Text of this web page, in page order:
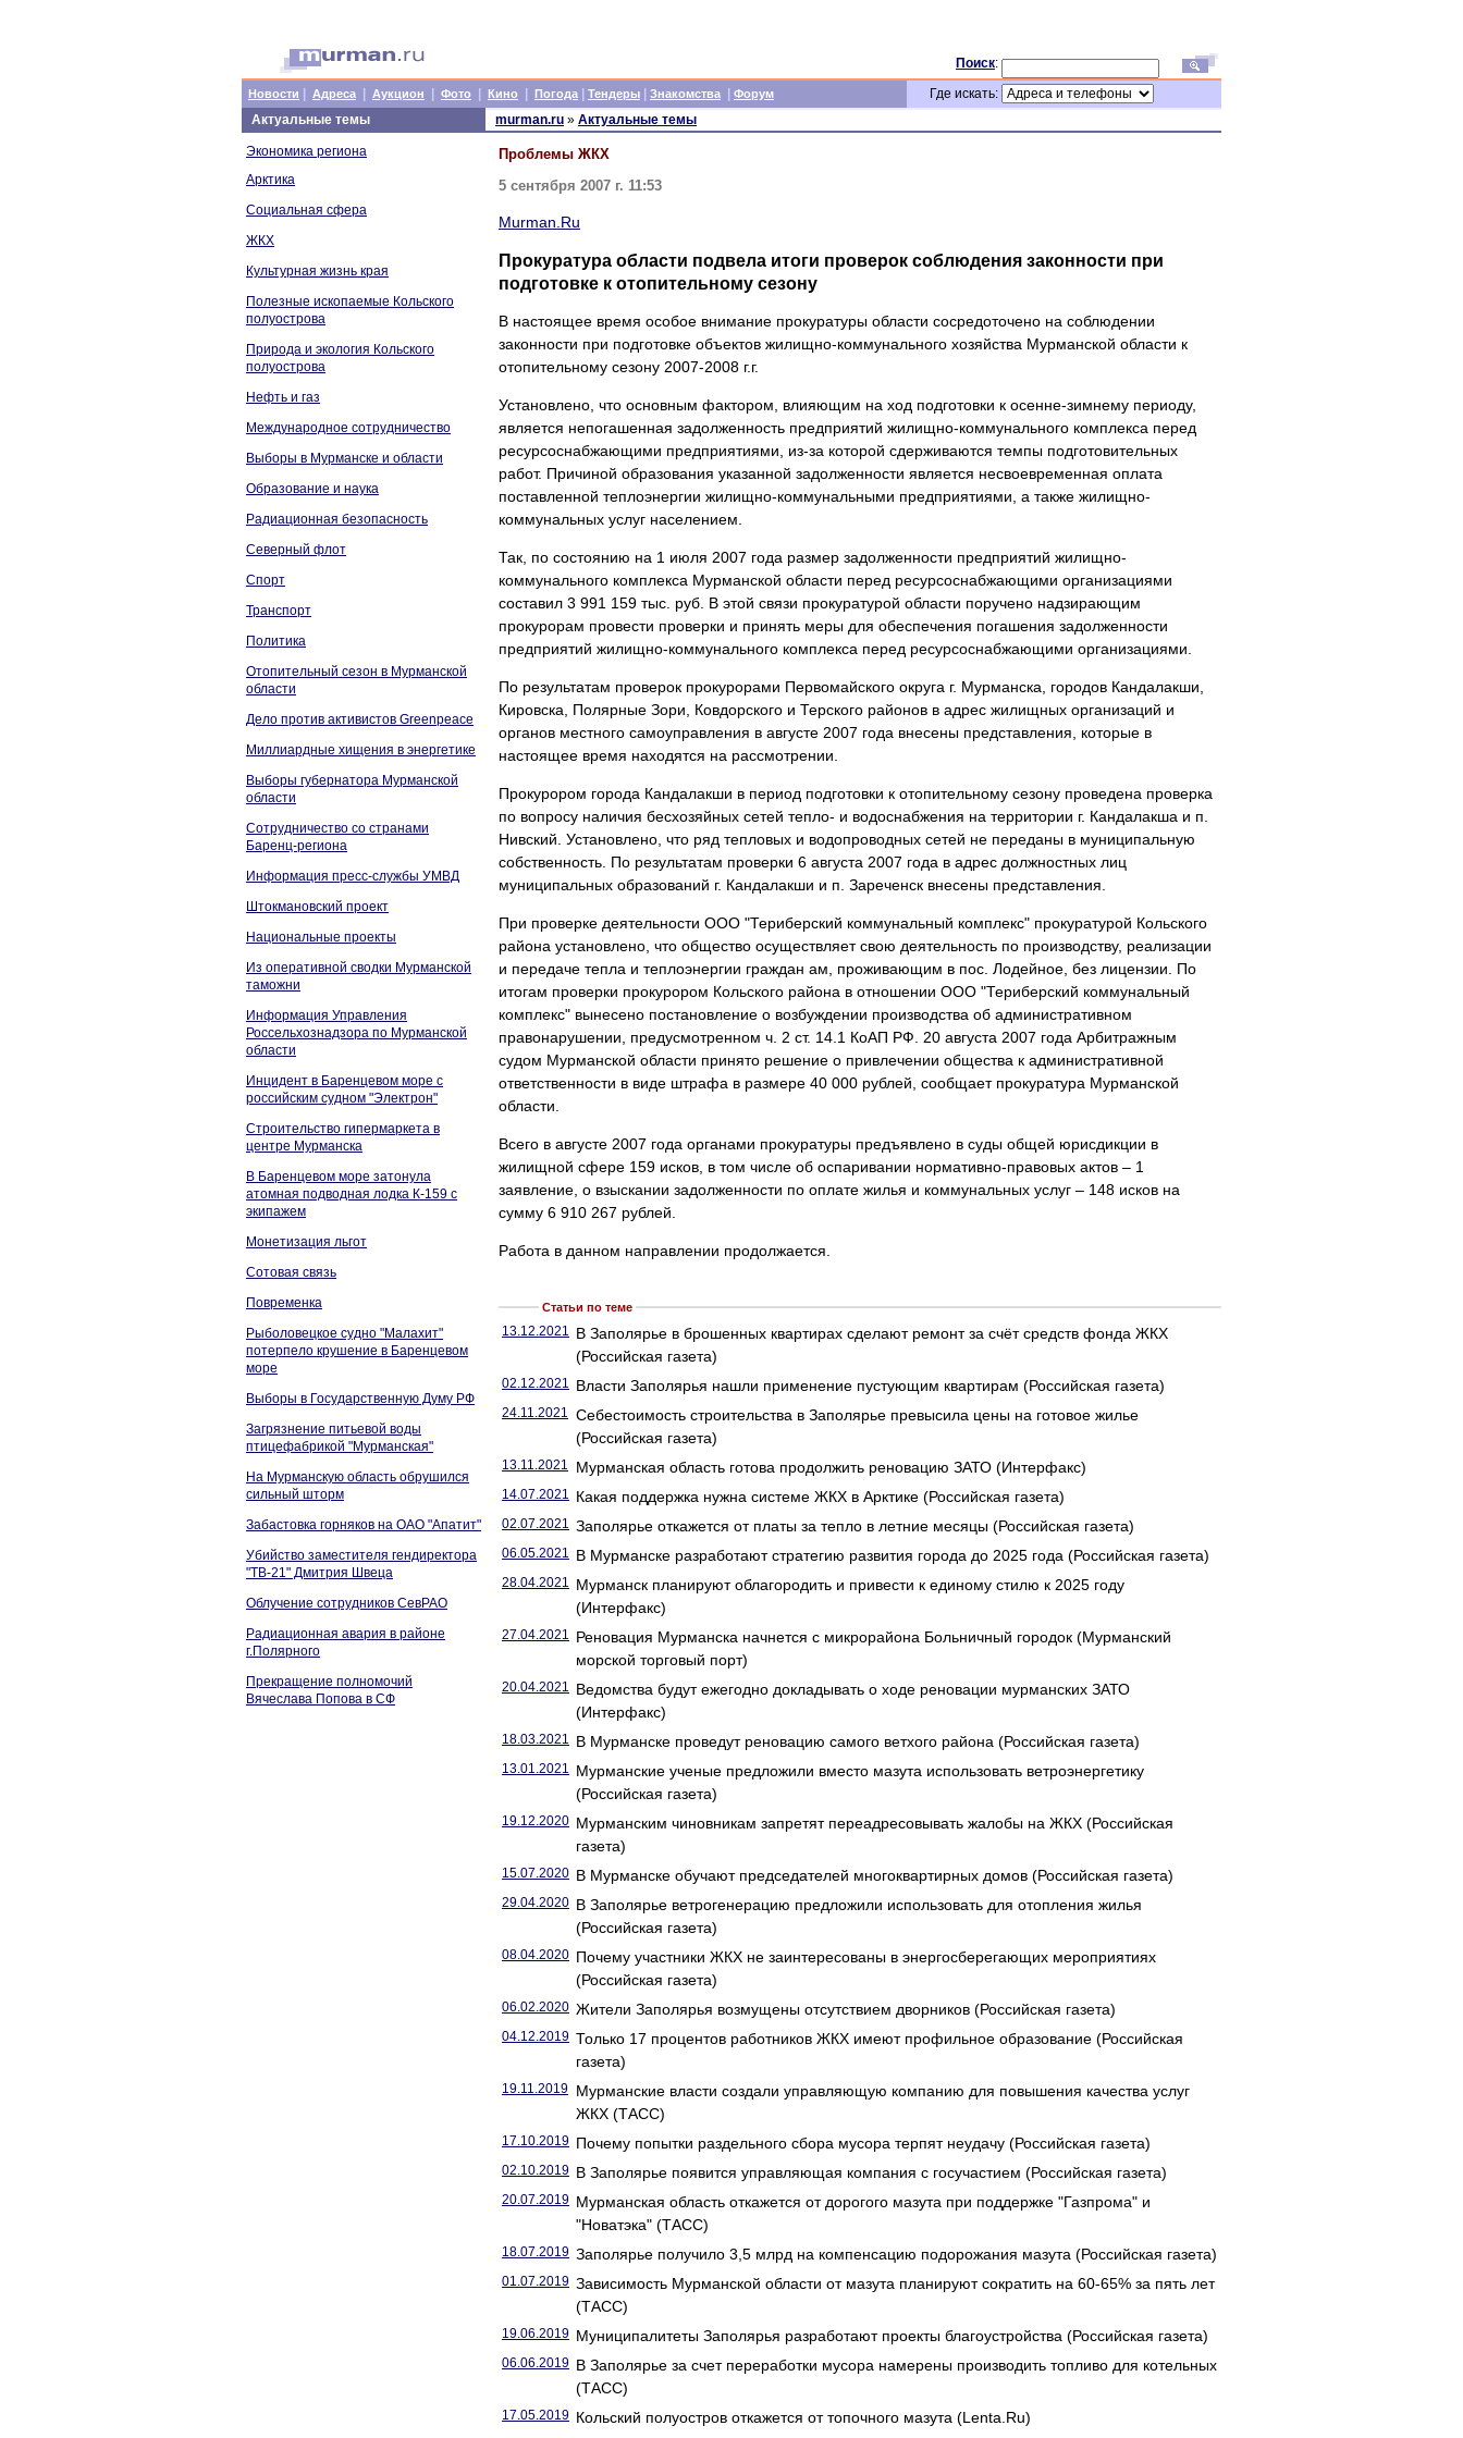
Поиск:
Новости Адреса Аукцион Фото Кино Погода Тендеры Знакомства Форум
Где искать:
Актуальные темы
Экономика региона
Арктика
Социальная сфера
ЖКХ
Культурная жизнь края
Полезные ископаемые Кольского
полуострова
Природа и экология Кольского
полуострова
Нефть и газ
Международное сотрудничество
Выборы в Мурманске и области
Образование и наука
Радиационная безопасность
Северный флот
Спорт
Транспорт
Политика
Отопительный сезон в Мурманской
области
Дело против активистов Greenpeace
Миллиардные хищения в энергетике
Выборы губернатора Мурманской
области
Сотрудничество со странами
Баренц-региона
Информация пресс-службы УМВД
Штокмановский проект
Национальные проекты
Из оперативной сводки Мурманской
таможни
Информация Управления
Россельхознадзора по Мурманской
области
Инцидент в Баренцевом море с
российским судном "Электрон"
Строительство гипермаркета в
центре Мурманска
В Баренцевом море затонула
атомная подводная лодка К-159 с
экипажем
Монетизация льгот
Сотовая связь
Повременка
Рыболовецкое судно "Малахит"
потерпело крушение в Баренцевом
море
Выборы в Государственную Думу РФ
Загрязнение питьевой воды
птицефабрикой "Мурманская"
На Мурманскую область обрушился
сильный шторм
Забастовка горняков на ОАО "Апатит"
Убийство заместителя гендиректора
"ТВ-21" Дмитрия Швеца
Облучение сотрудников СевРАО
Радиационная авария в районе
г.Полярного
Прекращение полномочий
Вячеслава Попова в СФ
murman.ru » Актуальные темы
Проблемы ЖКХ
5 сентября 2007 г. 11:53
Murman.Ru
Прокуратура области подвела итоги проверок соблюдения законности при
подготовке к отопительному сезону
В настоящее время особое внимание прокуратуры области сосредоточено на соблюдении
законности при подготовке объектов жилищно-коммунального хозяйства Мурманской области к
отопительному сезону 2007-2008 г.г.
Установлено, что основным фактором, влияющим на ход подготовки к осенне-зимнему периоду,
является непогашенная задолженность предприятий жилищно-коммунального комплекса перед
ресурсоснабжающими предприятиями, из-за которой сдерживаются темпы подготовительных
работ. Причиной образования указанной задолженности является несвоевременная оплата
поставленной теплоэнергии жилищно-коммунальными предприятиями, а также жилищно-
коммунальных услуг населением.
Так, по состоянию на 1 июля 2007 года размер задолженности предприятий жилищно-
коммунального комплекса Мурманской области перед ресурсоснабжающими организациями
составил 3 991 159 тыс. руб. В этой связи прокуратурой области поручено надзирающим
прокурорам провести проверки и принять меры для обеспечения погашения задолженности
предприятий жилищно-коммунального комплекса перед ресурсоснабжающими организациями.
По результатам проверок прокурорами Первомайского округа г. Мурманска, городов Кандалакши,
Кировска, Полярные Зори, Ковдорского и Терского районов в адрес жилищных организаций и
органов местного самоуправления в августе 2007 года внесены представления, которые в
настоящее время находятся на рассмотрении.
Прокурором города Кандалакши в период подготовки к отопительному сезону проведена проверка
по вопросу наличия бесхозяйных сетей тепло- и водоснабжения на территории г. Кандалакша и п.
Нивский. Установлено, что ряд тепловых и водопроводных сетей не переданы в муниципальную
собственность. По результатам проверки 6 августа 2007 года в адрес должностных лиц
муниципальных образований г. Кандалакши и п. Зареченск внесены представления.
При проверке деятельности ООО "Териберский коммунальный комплекс" прокуратурой Кольского
района установлено, что общество осуществляет свою деятельность по производству, реализации
и передаче тепла и теплоэнергии граждан ам, проживающим в пос. Лодейное, без лицензии. По
итогам проверки прокурором Кольского района в отношении ООО "Териберский коммунальный
комплекс" вынесено постановление о возбуждении производства об административном
правонарушении, предусмотренном ч. 2 ст. 14.1 КоАП РФ. 20 августа 2007 года Арбитражным
судом Мурманской области принято решение о привлечении общества к административной
ответственности в виде штрафа в размере 40 000 рублей, сообщает прокуратура Мурманской
области.
Всего в августе 2007 года органами прокуратуры предъявлено в суды общей юрисдикции в
жилищной сфере 159 исков, в том числе об оспаривании нормативно-правовых актов – 1
заявление, о взыскании задолженности по оплате жилья и коммунальных услуг – 148 исков на
сумму 6 910 267 рублей.
Работа в данном направлении продолжается.
Статьи по теме
13.12.2021 В Заполярье в брошенных квартирах сделают ремонт за счёт средств фонда ЖКХ
(Российская газета)
02.12.2021 Власти Заполярья нашли применение пустующим квартирам (Российская газета)
24.11.2021 Себестоимость строительства в Заполярье превысила цены на готовое жилье
(Российская газета)
13.11.2021 Мурманская область готова продолжить реновацию ЗАТО (Интерфакс)
14.07.2021 Какая поддержка нужна системе ЖКХ в Арктике (Российская газета)
02.07.2021 Заполярье откажется от платы за тепло в летние месяцы (Российская газета)
06.05.2021 В Мурманске разработают стратегию развития города до 2025 года (Российская газета)
28.04.2021 Мурманск планируют облагородить и привести к единому стилю к 2025 году
(Интерфакс)
27.04.2021 Реновация Мурманска начнется с микрорайона Больничный городок (Мурманский
морской торговый порт)
20.04.2021 Ведомства будут ежегодно докладывать о ходе реновации мурманских ЗАТО
(Интерфакс)
18.03.2021 В Мурманске проведут реновацию самого ветхого района (Российская газета)
13.01.2021 Мурманские ученые предложили вместо мазута использовать ветроэнергетику
(Российская газета)
19.12.2020 Мурманским чиновникам запретят переадресовывать жалобы на ЖКХ (Российская
газета)
15.07.2020 В Мурманске обучают председателей многоквартирных домов (Российская газета)
29.04.2020 В Заполярье ветрогенерацию предложили использовать для отопления жилья
(Российская газета)
08.04.2020 Почему участники ЖКХ не заинтересованы в энергосберегающих мероприятиях
(Российская газета)
06.02.2020 Жители Заполярья возмущены отсутствием дворников (Российская газета)
04.12.2019 Только 17 процентов работников ЖКХ имеют профильное образование (Российская
газета)
19.11.2019 Мурманские власти создали управляющую компанию для повышения качества услуг
ЖКХ (ТАСС)
17.10.2019 Почему попытки раздельного сбора мусора терпят неудачу (Российская газета)
02.10.2019 В Заполярье появится управляющая компания с госучастием (Российская газета)
20.07.2019 Мурманская область откажется от дорогого мазута при поддержке "Газпрома" и
"Новатэка" (ТАСС)
18.07.2019 Заполярье получило 3,5 млрд на компенсацию подорожания мазута (Российская газета)
01.07.2019 Зависимость Мурманской области от мазута планируют сократить на 60-65% за пять лет
(ТАСС)
19.06.2019 Муниципалитеты Заполярья разработают проекты благоустройства (Российская газета)
06.06.2019 В Заполярье за счет переработки мусора намерены производить топливо для котельных
(ТАСС)
17.05.2019 Кольский полуостров откажется от топочного мазута (Lenta.Ru)